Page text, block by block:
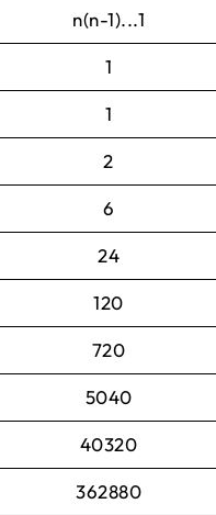
n(n-1)...1
1
1
2
6
24
120
720
5040
40320
362880